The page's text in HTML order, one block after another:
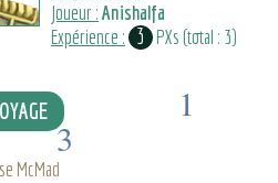
Joueur :Anishalfa
Expérience : 3 PXs (total : 3)
3
1
McMad